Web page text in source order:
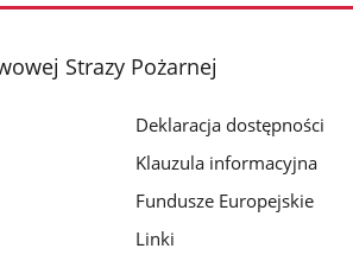
Strazy Pożarnej
Deklaracja dostępności
Klauzula informacyjna
Fundusze Europejskie
Linki